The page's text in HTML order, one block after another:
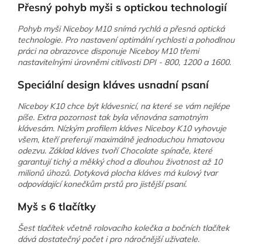
Přesný pohyb myši s optickou technologií
Pohyb myši Niceboy M10 snímá rychlá a přesná optická
technologie. Pro nastavení optimální rychlosti a pohodlnou
práci na obrazovce disponuje Niceboy M10 třemi
nastavitelnými úrovněmi citlivosti DPI - 800, 1200 a 1600.
Speciální design kláves usnadní psaní
Niceboy K10 chce být klávesnicí, na které se vám nejlépe
píše. Extra pozornost tak byla věnována samotným
klávesám. Nízkým profilem kláves Niceboy K10 vyhovuje
všem, kteří preferují maximálně jednoduchou hmatovou
odezvu. Základ kláves tvoří Chocolate spínače, které
garantují tichý a měkký chod a dlouhou životnost až 10
milionů úhozů. Dotyková plocha kláves má kulový tvar
odpovídající konečkům prstů pro jistější psaní.
Myš s 6 tlačítky
Šest tlačítek včetně rolovacího kolečka a bočních tlačítek
dává dostatečný počet i pro náročnější uživatele.